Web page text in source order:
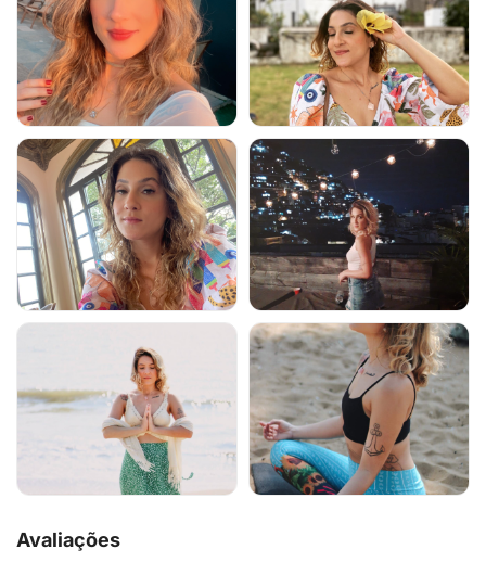
Avaliações